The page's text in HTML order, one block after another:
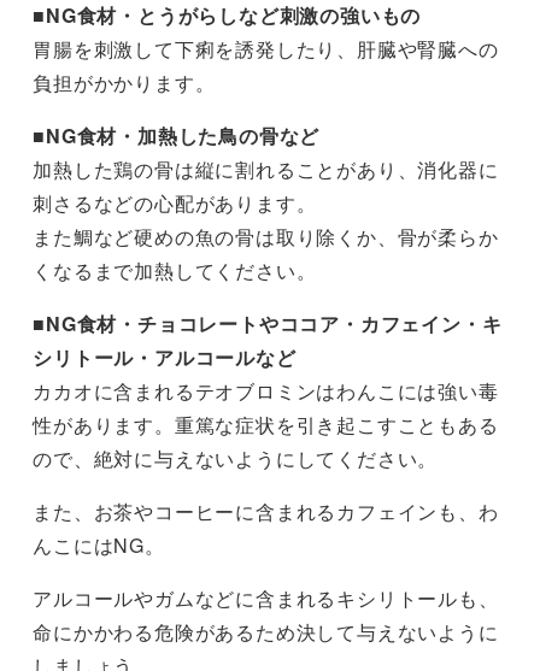
■NG食材・とうがらしなど刺激の強いもの
胃腸を刺激して下痢を誘発したり、肝臓や腎臓への
負担がかかります。
■NG食材・加熱した鳥の骨など
加熱した鶏の骨は縦に割れることがあり、消化器に
刺さるなどの心配があります。
また鯛など硬めの魚の骨は取り除くか、骨が柔らか
くなるまで加熱してください。
■NG食材・チョコレートやココア・カフェイン・キ
シリトール・アルコールなど
カカオに含まれるテオブロミンはわんこには強い毒
性があります。重篤な症状を引き起こすこともある
ので、絶対に与えないようにしてください。
また、お茶やコーヒーに含まれるカフェインも、わ
んこにはNG。
アルコールやガムなどに含まれるキシリトールも、
命にかかわる危険があるため決して与えないように